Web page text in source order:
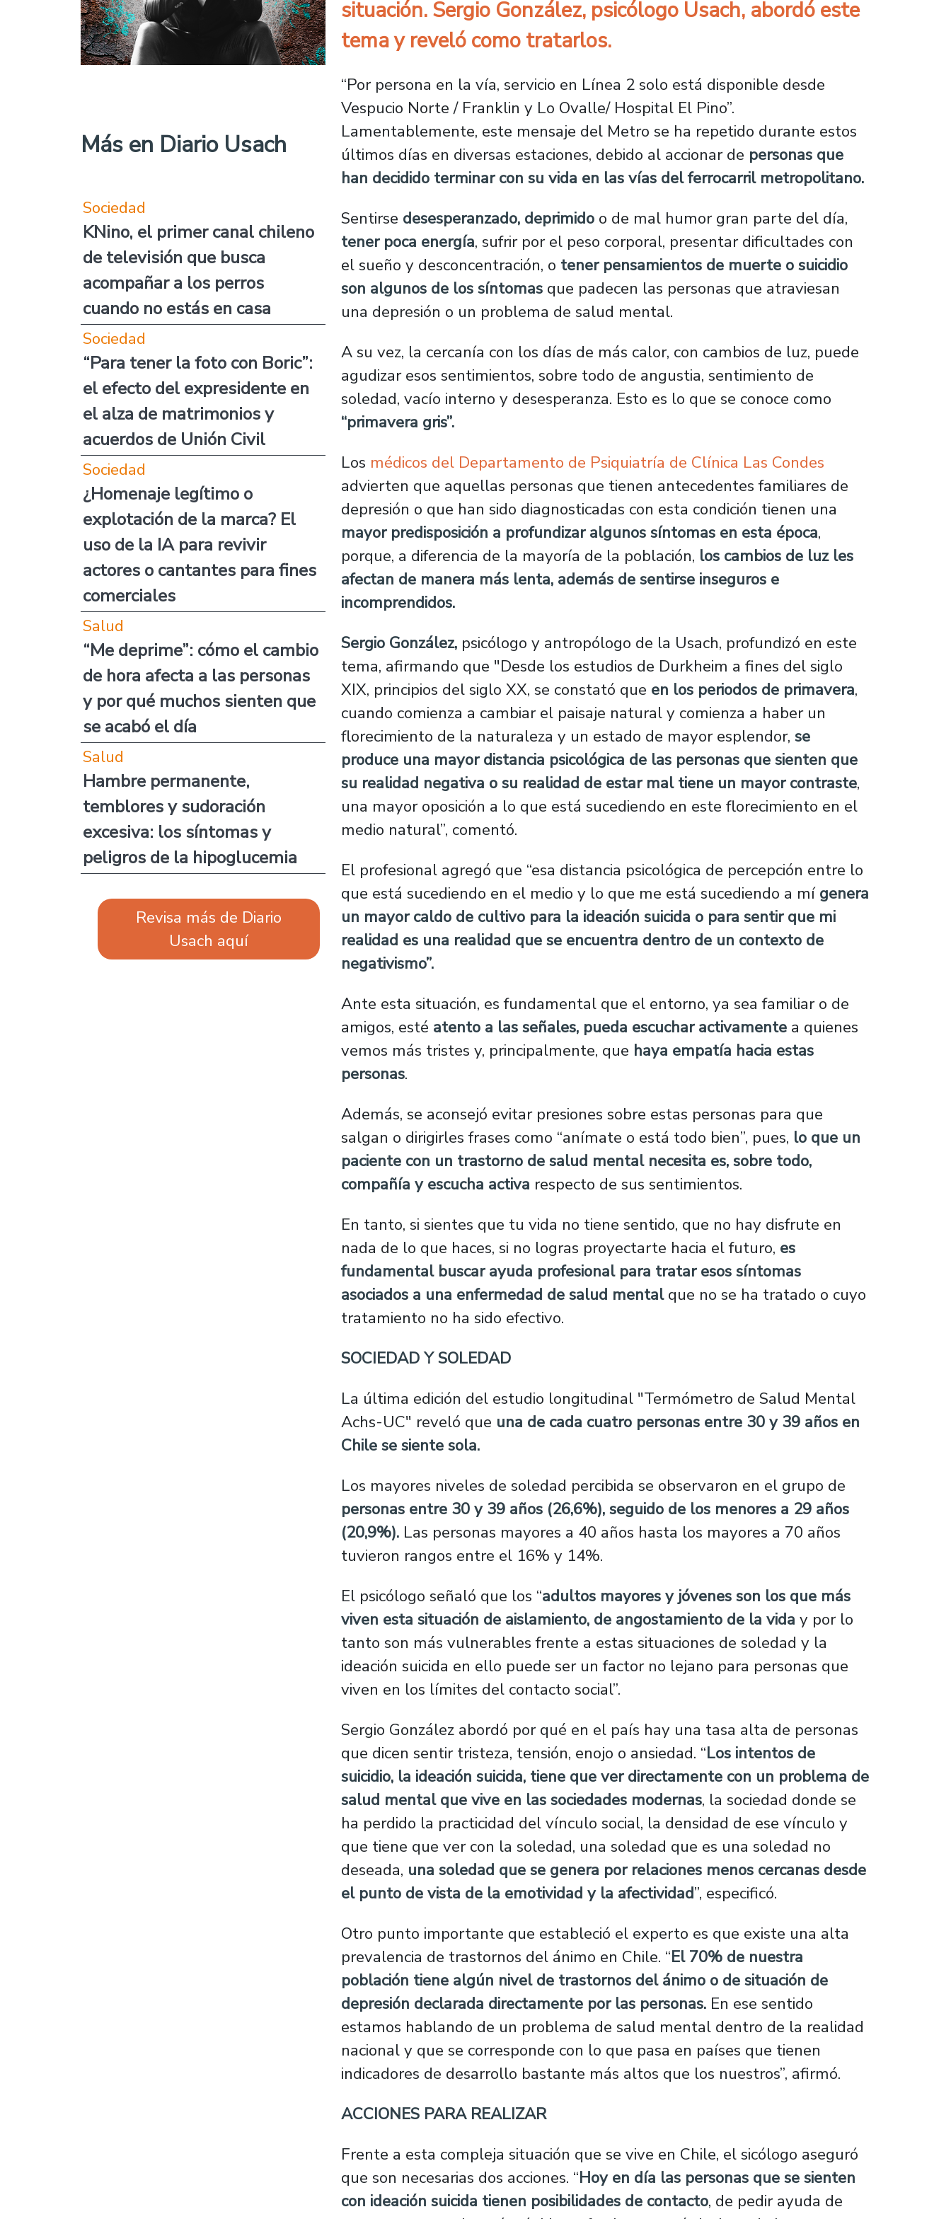
Más en Diario Usach
Sociedad
KNino, el primer canal chileno
de televisión que busca
acompañar a los perros
cuando no estás en casa
Sociedad
“Para tener la foto con Boric”:
el efecto del expresidente en
el alza de matrimonios y
acuerdos de Unión Civil
Sociedad
¿Homenaje legítimo o
explotación de la marca? El
uso de la IA para revivir
actores o cantantes para fines
comerciales
Salud
“Me deprime”: cómo el cambio
de hora afecta a las personas
y por qué muchos sienten que
se acabó el día
Salud
Hambre permanente,
temblores y sudoración
excesiva: los síntomas y
peligros de la hipoglucemia
Revisa más de Diario
Usach aquí
situación. Sergio González, psicólogo Usach, abordó este
tema y reveló como tratarlos.
“Por persona en la vía, servicio en Línea 2 solo está disponible desde
Vespucio Norte / Franklin y Lo Ovalle/ Hospital El Pino”.
Lamentablemente, este mensaje del Metro se ha repetido durante estos
últimos días en diversas estaciones, debido al accionar de personas que
han decidido terminar con su vida en las vías del ferrocarril metropolitano.
Sentirse desesperanzado, deprimido o de mal humor gran parte del día,
tener poca energía, sufrir por el peso corporal, presentar dificultades con
el sueño y desconcentración, o tener pensamientos de muerte o suicidio
son algunos de los síntomas que padecen las personas que atraviesan
una depresión o un problema de salud mental.
A su vez, la cercanía con los días de más calor, con cambios de luz, puede
agudizar esos sentimientos, sobre todo de angustia, sentimiento de
soledad, vacío interno y desesperanza. Esto es lo que se conoce como
“primavera gris”.
Los médicos del Departamento de Psiquiatría de Clínica Las Condes
advierten que aquellas personas que tienen antecedentes familiares de
depresión o que han sido diagnosticadas con esta condición tienen una
mayor predisposición a profundizar algunos síntomas en esta época,
porque, a diferencia de la mayoría de la población, los cambios de luz les
afectan de manera más lenta, además de sentirse inseguros e
incomprendidos.
Sergio González, psicólogo y antropólogo de la Usach, profundizó en este
tema, afirmando que "Desde los estudios de Durkheim a fines del siglo
XIX, principios del siglo XX, se constató que en los periodos de primavera,
cuando comienza a cambiar el paisaje natural y comienza a haber un
florecimiento de la naturaleza y un estado de mayor esplendor, se
produce una mayor distancia psicológica de las personas que sienten que
su realidad negativa o su realidad de estar mal tiene un mayor contraste,
una mayor oposición a lo que está sucediendo en este florecimiento en el
medio natural”, comentó.
El profesional agregó que “esa distancia psicológica de percepción entre lo
que está sucediendo en el medio y lo que me está sucediendo a mígenera
un mayor caldo de cultivo para la ideación suicida o para sentir que mi
realidad es una realidad que se encuentra dentro de un contexto de
negativismo”.
Ante esta situación, es fundamental que el entorno, ya sea familiar o de
amigos, esté atento a las señales, pueda escuchar activamente a quienes
vemos más tristes y, principalmente, que haya empatía hacia estas
personas.
Además, se aconsejó evitar presiones sobre estas personas para que
salgan o dirigirles frases como “anímate o está todo bien”, pues, lo que un
paciente con un trastorno de salud mental necesita es, sobre todo,
compañía y escucha activa respecto de sus sentimientos.
En tanto, si sientes que tu vida no tiene sentido, que no hay disfrute en
nada de lo que haces, si no logras proyectarte hacia el futuro, es
fundamental buscar ayuda profesional para tratar esos síntomas
asociados a una enfermedad de salud mentalque no se ha tratado o cuyo
tratamiento no ha sido efectivo.
SOCIEDAD Y SOLEDAD
La última edición del estudio longitudinal "Termómetro de Salud Mental
Achs-UC" reveló que una de cada cuatro personas entre 30 y 39 años en
Chile se siente sola.
Los mayores niveles de soledad percibida se observaron en el grupo de
personas entre 30 y 39 años (26,6%), seguido de los menores a 29 años
(20,9%). Las personas mayores a 40 años hasta los mayores a 70 años
tuvieron rangos entre el 16% y 14%.
El psicólogo señaló que los “adultos mayores y jóvenes son los que más
viven esta situación de aislamiento, de angostamiento de la vida y por lo
tanto son más vulnerables frente a estas situaciones de soledad y la
ideación suicida en ello puede ser un factor no lejano para personas que
viven en los límites del contacto social”.
Sergio González abordó por qué en el país hay una tasa alta de personas
que dicen sentir tristeza, tensión, enojo o ansiedad. “Los intentos de
suicidio, la ideación suicida, tiene que ver directamente con un problema de
salud mental que vive en las sociedades modernas, la sociedad donde se
ha perdido la practicidad del vínculo social, la densidad de ese vínculo y
que tiene que ver con la soledad, una soledad que es una soledad no
deseada, una soledad que se genera por relaciones menos cercanas desde
el punto de vista de la emotividad y la afectividad”, especificó.
Otro punto importante que estableció el experto es que existe una alta
prevalencia de trastornos del ánimo en Chile. “El 70% de nuestra
población tiene algún nivel de trastornos del ánimo o de situación de
depresión declarada directamente por las personas. En ese sentido
estamos hablando de un problema de salud mental dentro de la realidad
nacional y que se corresponde con lo que pasa en países que tienen
indicadores de desarrollo bastante más altos que los nuestros”, afirmó.
ACCIONES PARA REALIZAR
Frente a esta compleja situación que se vive en Chile, el sicólogo aseguró
que son necesarias dos acciones. “Hoy en día las personas que se sienten
con ideación suicida tienen posibilidades de contacto, de pedir ayuda de